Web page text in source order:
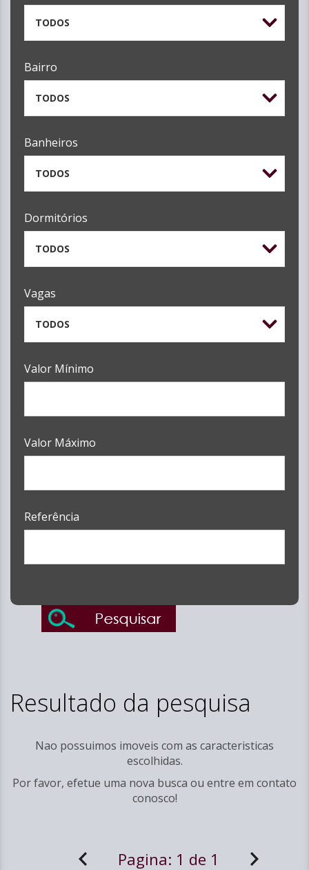
TODOS
Bairro
TODOS
Banheiros
TODOS
Dormitórios
TODOS
Vagas
TODOS
Valor Mínimo
Valor Máximo
Referência
Resultado da pesquisa
Nao possuimos imoveis com as caracteristicas
escolhidas.
Por favor, efetue uma nova busca ou entre em contato
conosco!
Pagina: 1 de 1